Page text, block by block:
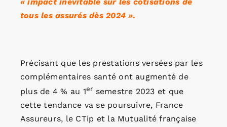
tous les assurés dès 2024 ».
Précisant que les prestations versées par les
complémentaires santé ont augmenté de
plus de 4 % au 1er semestre 2023 et que
cette tendance va se poursuivre, France
Assureurs, le CTip et la Mutualité française